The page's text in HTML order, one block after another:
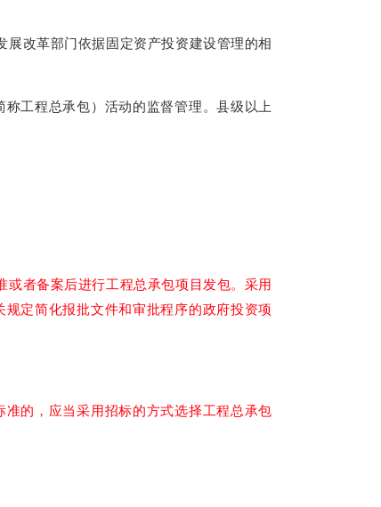
改革部门依据固定资产投资建设管理的相
工程总承包）活动的监督管理。县级以上
者备案后进行工程总承包项目发包。采用
定简化报批文件和审批程序的政府投资项
的，应当采用招标的方式选择工程总承包